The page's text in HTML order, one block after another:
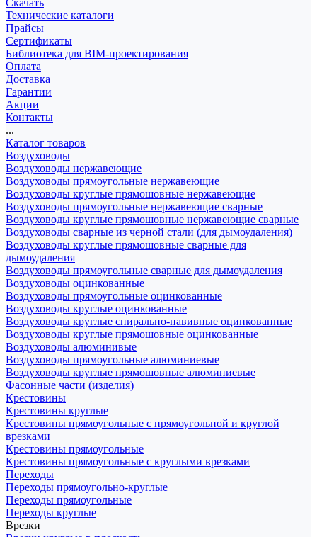
Скачать
Технические каталоги
Прайсы
Сертификаты
Библиотека для BIM-проектирования
Оплата
Доставка
Гарантии
Акции
Контакты
...
Каталог товаров
Воздуховоды
Воздуховоды нержавеющие
Воздуховоды прямоугольные нержавеющие
Воздуховоды круглые прямошовные нержавеющие
Воздуховоды прямоугольные нержавеющие сварные
Воздуховоды круглые прямошовные нержавеющие сварные
Воздуховоды сварные из черной стали (для дымоудаления)
Воздуховоды круглые прямошовные сварные для
дымоудаления
Воздуховоды прямоугольные сварные для дымоудаления
Воздуховоды оцинкованные
Воздуховоды прямоугольные оцинкованные
Воздуховоды круглые оцинкованные
Воздуховоды круглые спирально-навивные оцинкованные
Воздуховоды круглые прямошовные оцинкованные
Воздуховоды алюминивые
Воздуховоды прямоугольные алюминиевые
Воздуховоды круглые прямошовные алюминиевые
Фасонные части (изделия)
Крестовины
Крестовины круглые
Крестовины прямоугольные с прямоугольной и круглой
врезками
Крестовины прямоугольные
Крестовины прямоугольные с круглыми врезками
Переходы
Переходы прямоугольно-круглые
Переходы прямоугольные
Переходы круглые
Врезки